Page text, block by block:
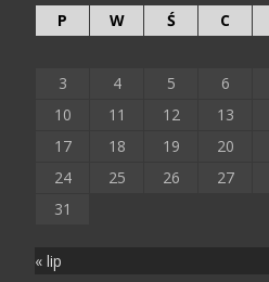
P
W Ś C
3
4 5 6
10
11 12 13
17
18 19 20
24
25 26 27
31
« lip